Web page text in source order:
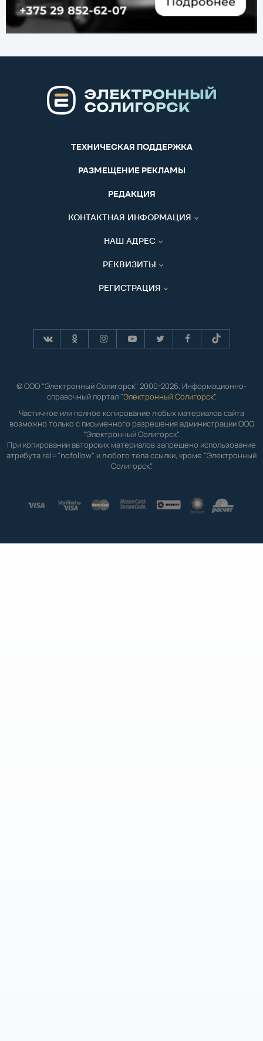
ТЕХНИЧЕСКАЯ ПОДДЕРЖКА
РАЗМЕЩЕНИЕ РЕКЛАМЫ
РЕДАКЦИЯ
КОНТАКТНАЯ ИНФОРМАЦИЯ
НАШ АДРЕС
РЕКВИЗИТЫ
РЕГИСТРАЦИЯ
© ООО "Электронный Солигорск" 2000-2026. Информационно-
справочный портал "Электронный Солигорск".
Частичное или полное копирование любых материалов сайта
возможно только с письменного разрешения администрации ООО
"Электронный Солигорск".
При копировании авторских материалов запрещено использование
атрибута rel="nofollow" и любого тела ссылки, кроме "Электронный
Солигорск".